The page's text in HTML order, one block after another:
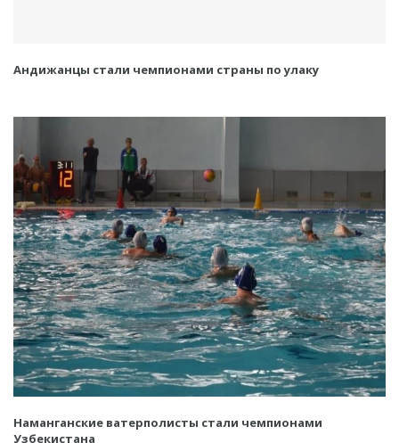
Андижанцы стали чемпионами страны по улаку
Наманганские ватерполисты стали чемпионами
Узбекистана